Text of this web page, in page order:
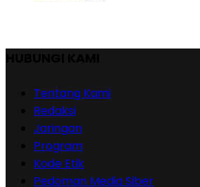
Tentang Kami
Redaksi
Jaringan
Program
Kode Etik
Pedoman Media Siber